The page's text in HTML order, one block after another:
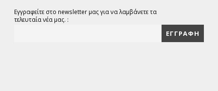
Εγγραφείτε στο newsletter μας για να λαμβάνετε τα
τελευταία νέα μας. :